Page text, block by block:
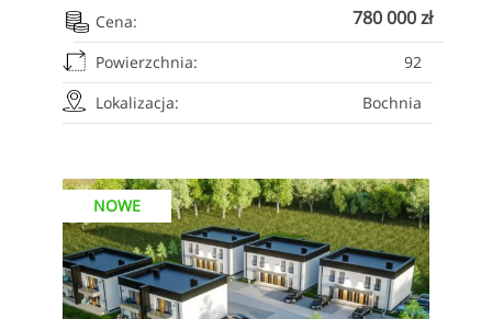
Cena: 780 000 zł
Powierzchnia:
92
Lokalizacja:
Bochnia
NOWE